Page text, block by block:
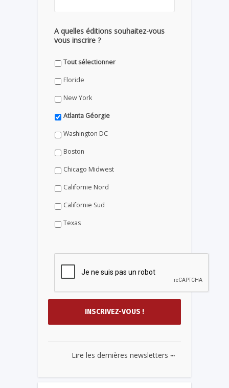
A quelles éditions souhaitez-vous
vous inscrire ?
Tout sélectionner
Floride
New York
Atlanta Géorgie
Washington DC
Boston
Chicago Midwest
Californie Nord
Californie Sud
Texas
Lire les dernières newsletters ...